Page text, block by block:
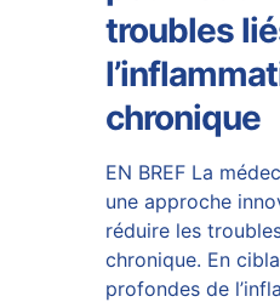
troubles
chronique
EN BREF La
une approche
réduire les
chronique. En
profondes de